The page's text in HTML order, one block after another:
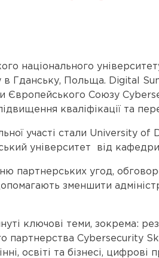
національного
в Гданську, Польща. Digital
Європейського Союзу
кваліфікації та
участі стали University
університет від
партнерських угод,
зменшити
ключові теми, зокрема:
партнерства Cybersecurity
освіті та бізнесі,